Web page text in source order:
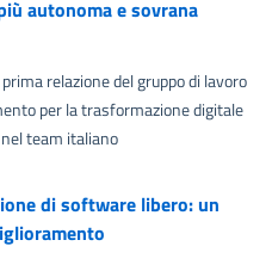
autonoma e sovrana
relazione del gruppo di lavoro
per la trasformazione digitale
team italiano
di software libero: un